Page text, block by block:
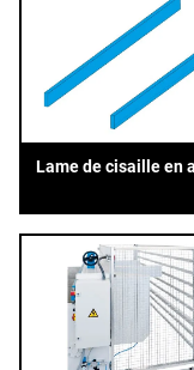
Lame de cisaille en